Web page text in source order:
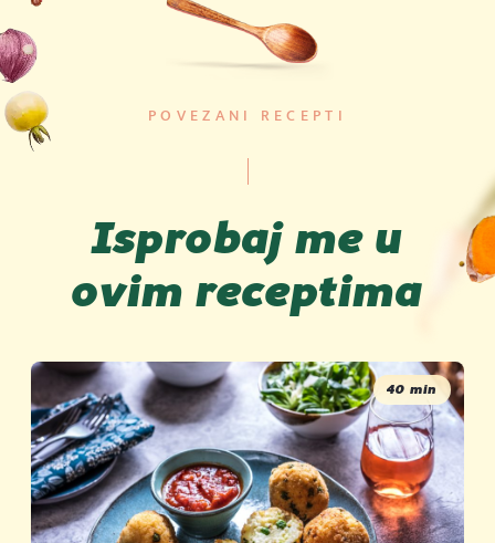
Energetska vrednost
Zasićene masne
Šećeri
Proteini
So
56.9 g
Izvor: Podravka d.d. Na 100 g proizvoda
POVEZANI RECEPTI
Isprobaj me u
ovim receptima
40 min